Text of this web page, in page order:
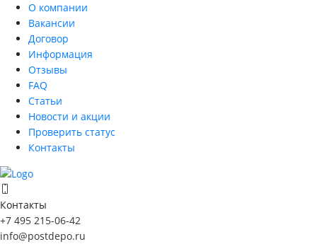
О компании
Вакансии
Договор
Информация
Отзывы
FAQ
Статьи
Новости и акции
Проверить статус
Контакты
Контакты
+7 495 215-06-42
info@postdepo.ru